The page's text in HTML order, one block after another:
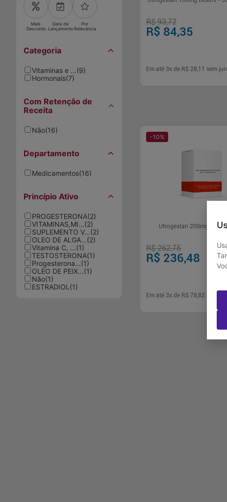
Mais
Desconto
Data de
Lançamento
Por
Relevância
Categoria
Vitaminas e ...(9)
Hormonais(7)
Com Retenção de
Receita
Não(16)
Departamento
Medicamentos(16)
Princípio Ativo
PROGESTERONA(2)
VITAMINAS,MI...(2)
SUPLEMENTO V...(2)
OLEO DE ALGA...(2)
Vitamina C, ...(1)
TESTOSTERONA(1)
Progesterona...(1)
OLEO DE PEIX...(1)
Não(1)
ESTRADIOL (1)
R$ 93,72
R$ 84,35
Em até 3x de R$ 28,11 sem
-10%
Utrogestan 200mg 42
R$ 262,75
R$ 236,48
Em até 3x de R$ 78,82